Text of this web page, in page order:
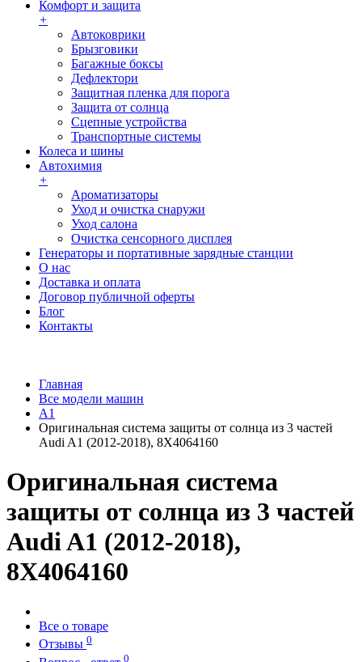
Комфорт и защита
+
Автоковрики
Брызговики
Багажные боксы
Дефлектори
Защитная пленка для порога
Защита от солнца
Сцепные устройства
Транспортные системы
Колеса и шины
Автохимия
+
Ароматизаторы
Уход и очистка снаружи
Уход салона
Очистка сенсорного дисплея
Генераторы и портативные зарядные станции
О нас
Доставка и оплата
Договор публичной оферты
Блог
Контакты
Главная
Все модели машин
A1
Оригинальная система защиты от солнца из 3 частей
Audi A1 (2012-2018), 8X4064160
Оригинальная система
защиты от солнца из 3 частей
Audi A1 (2012-2018),
8X4064160
Все о товаре
Отзывы 0
0